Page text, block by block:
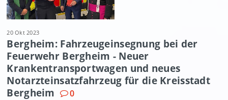
20 Okt 2023
Bergheim: Fahrzeugeinsegnung bei der
Feuerwehr Bergheim - Neuer
Krankentransportwagen und neues
Notarzteinsatzfahrzeug für die Kreisstadt
Bergheim
0